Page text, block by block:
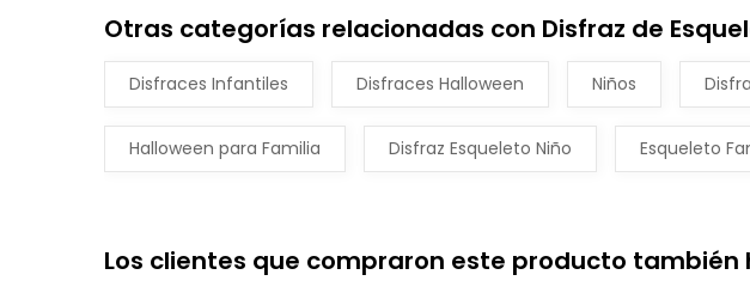
Otras categorías relacionadas con Disfraz de
Disfraces Infantiles Disfraces Halloween Niños
Halloween para Familia Disfraz Esqueleto Niño Esqueleto
Los clientes que compraron este producto también